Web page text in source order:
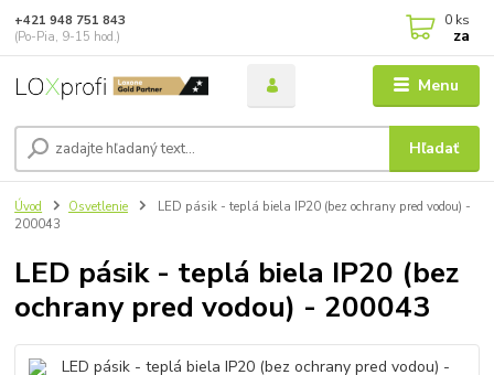
Menu
Hľadať
+421 948 751 843
(Po-Pia, 9-15 hod.)
0 ks
za
Úvod Osvetlenie
LED pásik - teplá biela IP20 (bez ochrany pred vodou) -
200043
LED pásik - teplá biela IP20 (bez
ochrany pred vodou) - 200043